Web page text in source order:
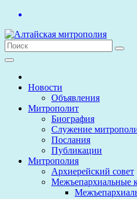
Перейти
содержимому
Новости
Объявления
Митрополит
Биография
Служение
Послания
Публикации
Митрополия
Архиерейский совет
Межъепархиальные